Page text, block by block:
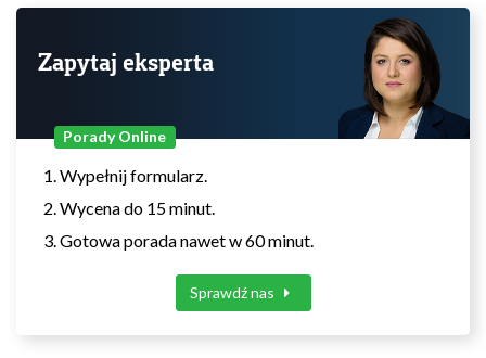
Zapytaj eksperta
Porady Online
Wypełnij formularz.
Wycena do 15 minut.
Gotowa porada nawet w 60 minut.
Sprawdź nas